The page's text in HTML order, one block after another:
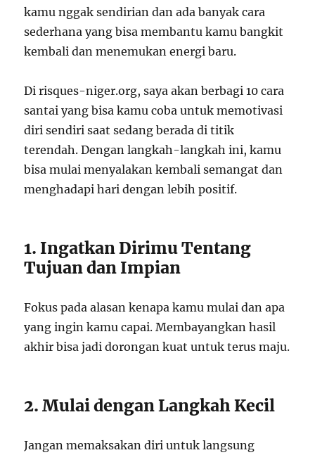
kamu nggak sendirian dan ada banyak cara
sederhana yang bisa membantu kamu bangkit
kembali dan menemukan energi baru.
Di risques-niger.org, saya akan berbagi 10 cara
santai yang bisa kamu coba untuk memotivasi
diri sendiri saat sedang berada di titik
terendah. Dengan langkah-langkah ini, kamu
bisa mulai menyalakan kembali semangat dan
menghadapi hari dengan lebih positif.
1. Ingatkan Dirimu Tentang
Tujuan dan Impian
Fokus pada alasan kenapa kamu mulai dan apa
yang ingin kamu capai. Membayangkan hasil
akhir bisa jadi dorongan kuat untuk terus maju.
2. Mulai dengan Langkah Kecil
Jangan memaksakan diri untuk langsung